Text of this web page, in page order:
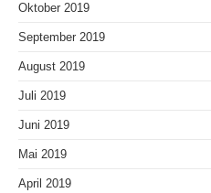
Oktober 2019
September 2019
August 2019
Juli 2019
Juni 2019
Mai 2019
April 2019